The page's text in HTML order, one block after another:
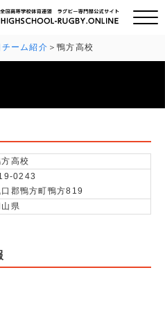
介
ーム紹介 鴨方高校
高校
0243
口郡鴨方町鴨方819
山県